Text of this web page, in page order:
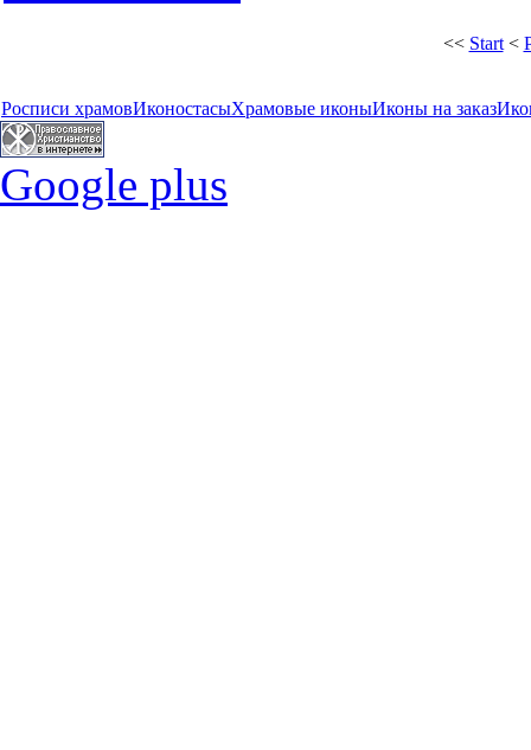
<< Start<
Росписи храмовИконостасыХрамовые иконыИконы на заказ
Google plus